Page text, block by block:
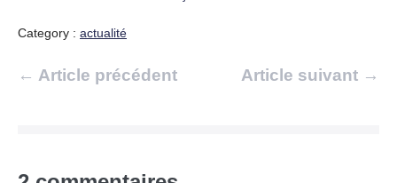
Category : actualité
Navigation
← Article précédent Article suivant →